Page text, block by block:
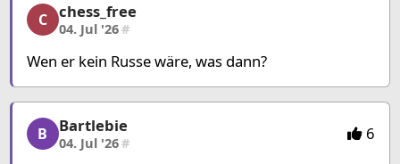
chess_free, 2/6, 04. Jul '26
C chess_free
04. Jul '26#
Wen er kein Russe wäre, was dann?
Bartlebie, 3/6, 04. Jul '26
B Bartlebie
04. Jul '26# 6